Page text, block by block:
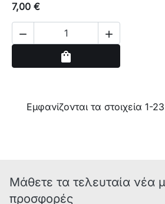
7,00 €
 
shopping_bag
Εμφανίζονται τα στοιχεία 1-
Μάθετε τα τελευταία νέα
προσφορές